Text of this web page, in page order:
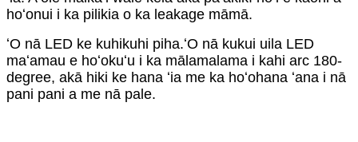
hoʻonui i ka pilikia o ka leakage māmā.
ʻO nā LED ke kuhikuhi piha.ʻO nā kukui uila LED
maʻamau e hoʻokuʻu i ka mālamalama i kahi arc 180-
degree, akā hiki ke hana ʻia me ka hoʻohana ʻana i nā
pani pani a me nā pale.